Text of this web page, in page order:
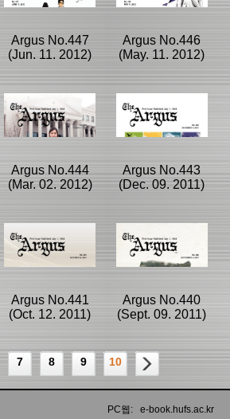
|
2018/02/21
|
2018/02/21
Argus No.447
(Jun. 11. 2012)
분류명 : The
Argus
|
2018/02/21
Argus No.446
(May. 11. 2012)
분류명 : The
Argus
|
2018/02/21
Argus No.444
(Mar. 02. 2012)
분류명 : The
Argus
|
등록일 :
2018/02/19
Argus No.443
(Dec. 09. 2011)
분류명 : The
Argus
|
등록일 :
2018/02/19
|
Argus No.441
(Oct. 12. 2011)
분류명 : The
Argus No.440
(Sept. 09. 2011)
분류명 : The
7 8 9 10
PC웹: e-book.hufs.ac.kr